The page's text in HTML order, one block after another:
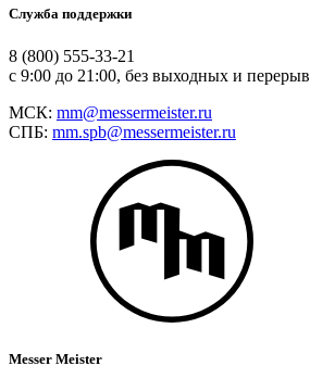
Служба поддержки
8 (800) 555-33-21
с 9:00 до 21:00, без выходных и
МСК: mm@messermeister.ru
СПБ: mm.spb@messermeister.ru
Messer Meister